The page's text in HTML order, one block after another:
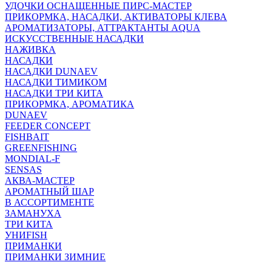
УДОЧКИ ОСНАЩЕННЫЕ ПИРС-МАСТЕР
ПРИКОРМКА, НАСАДКИ, АКТИВАТОРЫ КЛЕВА
АРОМАТИЗАТОРЫ, АТТРАКТАНТЫ AQUA
ИСКУССТВЕННЫЕ НАСАДКИ
НАЖИВКА
НАСАДКИ
НАСАДКИ DUNAEV
НАСАДКИ ТИМИКОМ
НАСАДКИ ТРИ КИТА
ПРИКОРМКА, АРОМАТИКА
DUNAEV
FEEDER CONCEPT
FISHBAIT
GREENFISHING
MONDIAL-F
SENSAS
АКВА-МАСТЕР
АРОМАТНЫЙ ШАР
В АССОРТИМЕНТЕ
ЗАМАНУХА
ТРИ КИТА
УНИFISH
ПРИМАНКИ
ПРИМАНКИ ЗИМНИЕ